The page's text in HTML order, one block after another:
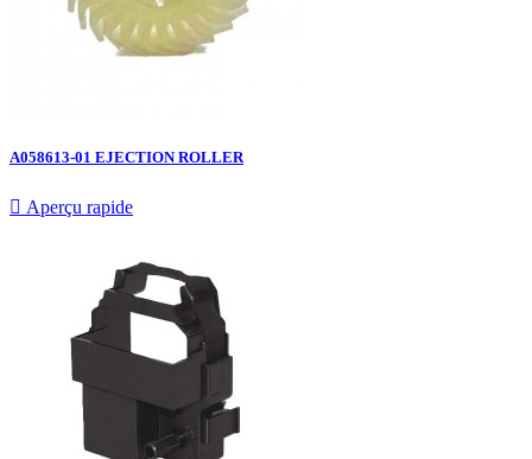
A058613-01 EJECTION ROLLER
 Aperçu rapide